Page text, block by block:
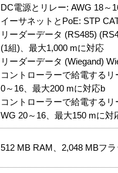
DC電源とリレー: AWG 18～
イーサネットとPoE: STP
リーダーデータ (RS485)
(1組)、最大1,000 mに対応
リーダーデータ (Wiegand)
コントローラーで給電する
0～16、最大200 mに対応b
コントローラーで給電する
WG 20～16、最大150 mに
512 MB RAM、2,048 MBフラ